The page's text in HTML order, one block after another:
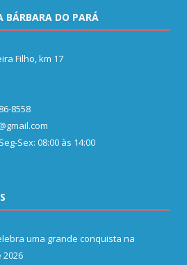
BÁRBARA DO PARÁ
Filho, km 17
8558
Sex: 08:00 às 14:00
uma grande conquista na
2026